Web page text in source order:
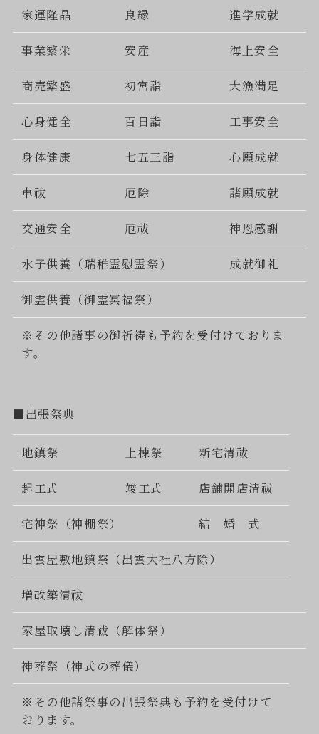
家運隆晶 良縁 進学成就
事業繁栄 安産 海上安全
商売繁盛 初宮詣 大漁満足
心身健全 百日詣 工事安全
身体健康 七五三詣 心願成就
車祓 厄除 諸願成就
交通安全 厄祓 神恩感謝
水子供養（瑞稚霊慰霊祭） 成就御礼
御霊供養（御霊冥福祭）
※その他諸事の御祈祷も予約を受付けておりま
す。
■出張祭典
地鎮祭 上棟祭 新宅清祓
起工式 竣工式 店舗開店清祓
宅神祭（神棚祭） 結 婚 式
出雲屋敷地鎮祭（出雲大社八方除）
増改築清祓
家屋取壊し清祓（解体祭）
神葬祭（神式の葬儀）
※その他諸祭事の出張祭典も予約を受付けて
おります。